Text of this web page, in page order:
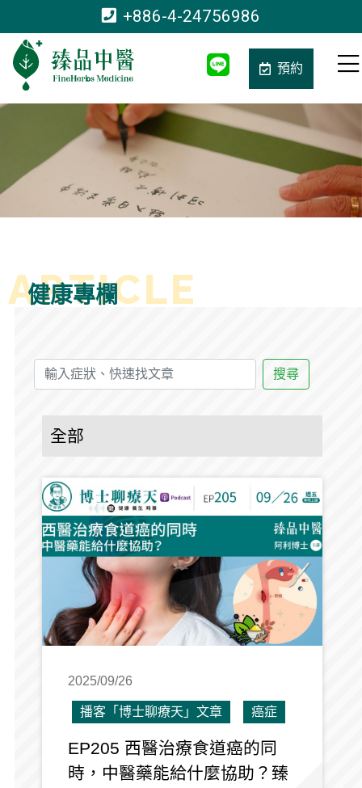
+886-4-24756986
預約
健康專欄
搜尋
全部
2025/09/26
播客「博士聊療天」文章 癌症
EP205 西醫治療食道癌的同
時，中醫藥能給什麼協助？臻